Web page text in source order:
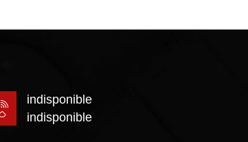
indisponible
indisponible